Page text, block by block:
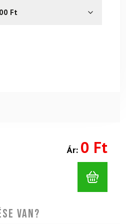
Ft
visszaküldheti 14
Ár: 0 Ft
van?